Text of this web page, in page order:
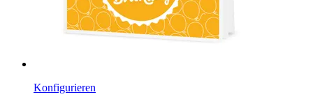
Konfigurieren